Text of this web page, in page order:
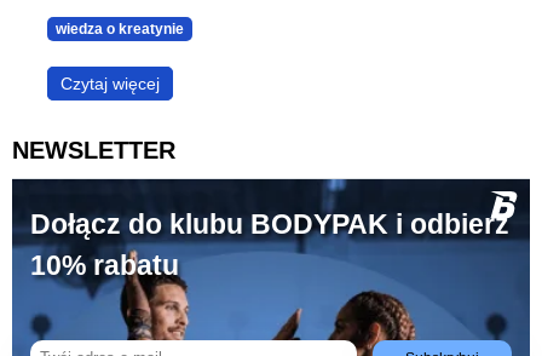
wiedza o kreatynie
Czytaj więcej
NEWSLETTER
Dołącz do klubu BODYPAK i odbierz
10% rabatu